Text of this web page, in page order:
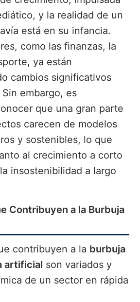
y la realidad de un
está en su infancia.
como las finanzas, la
ya están
cambios significativos
embargo, es
que una gran parte
carecen de modelos
y sostenibles, lo que
al crecimiento a corto
insostenibilidad a largo
Contribuyen a la Burbuja
contribuyen a la burbuja
artificial son variados y
de un sector en rápida